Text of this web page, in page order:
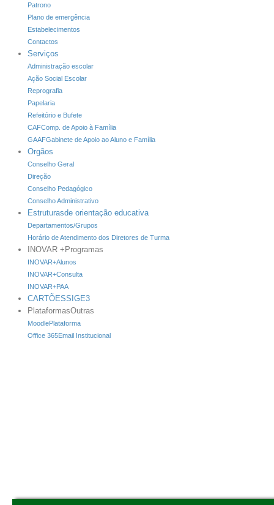
Patrono
Plano de emergência
Estabelecimentos
Contactos
Serviços
Administração escolar
Ação Social Escolar
Reprografia
Papelaria
Refeitório e Bufete
CAFComp. de Apoio à Família
GAAFGabinete de Apoio ao Aluno e Família
Orgãos
Conselho Geral
Direção
Conselho Pedagógico
Conselho Administrativo
Estruturasde orientação educativa
Departamentos/Grupos
Horário de Atendimento dos Diretores de Turma
INOVAR +Programas
INOVAR+Alunos
INOVAR+Consulta
INOVAR+PAA
CARTÕESSIGE3
PlataformasOutras
MoodlePlataforma
Office 365Email Institucional